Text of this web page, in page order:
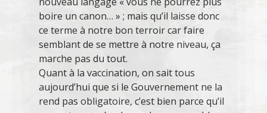
boire un canon… » ; mais qu’il laisse donc
ce terme à notre bon terroir car faire
semblant de se mettre à notre niveau, ça
marche pas du tout.
Quant à la vaccination, on sait tous
aujourd’hui que si le Gouvernement ne la
rend pas obligatoire, c’est bien parce qu’il